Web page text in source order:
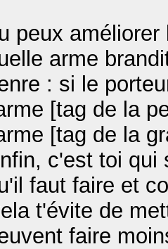
peux
arme
: si le
[tag de la
[tag de la
c'est toi qui
faut faire et
t'évite de
faire